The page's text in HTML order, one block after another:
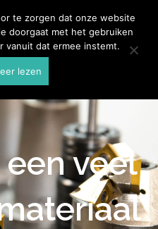
veel
te zorgen dat onze website
doorgaat met het gebruiken
vanuit dat ermee instemt.
lezen